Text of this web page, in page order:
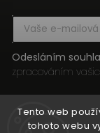
Tento web
tohoto webu
Odesláním
zpracováním